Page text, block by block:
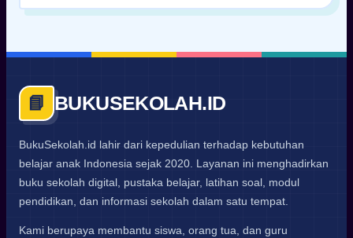
📘 BUKUSEKOLAH.ID
BukuSekolah.id lahir dari kepedulian terhadap kebutuhan
belajar anak Indonesia sejak 2020. Layanan ini menghadirkan
buku sekolah digital, pustaka belajar, latihan soal, modul
pendidikan, dan informasi sekolah dalam satu tempat.
Kami berupaya membantu siswa, orang tua, dan guru